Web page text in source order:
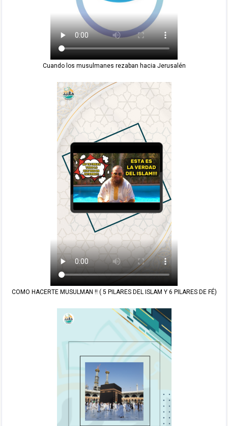
Cuando los musulmanes rezaban hacia Jerusalén
COMO HACERTE MUSULMAN ‼️ ( 5 PILARES DEL ISLAM Y 6 PILARES DE FÉ)